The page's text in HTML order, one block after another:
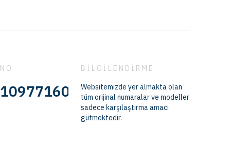
- 0310977770 - MBD1019
BİLGİLENDİRME
Websitemizde yer almakta olan
tüm orijinal numaralar ve modeller
sadece karşılaştırma amacı
gütmektedir.